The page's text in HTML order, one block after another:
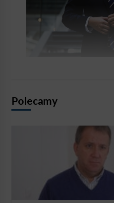
Polecamy